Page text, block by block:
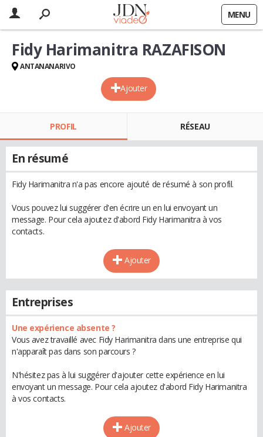
MENU
Ajouter
Fidy Harimanitra RAZAFISON
ANTANANARIVO
PROFIL RÉSEAU
En résumé
Fidy Harimanitra n'a pas encore ajouté de résumé à son profil.
Vous pouvez lui suggérer d'en écrire un en lui envoyant un
message. Pour cela ajoutez d'abord Fidy Harimanitra à vos
contacts.
Ajouter
Entreprises
Une expérience absente ?
Vous avez travaillé avec Fidy Harimanitra dans une entreprise qui
n'apparaît pas dans son parcours ?
N'hésitez pas à lui suggérer d'ajouter cette expérience en lui
envoyant un message. Pour cela ajoutez d'abord Fidy Harimanitra
à vos contacts.
Ajouter